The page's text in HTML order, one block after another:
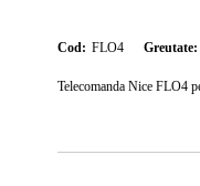
Cod: FLO4 Greutate:
Telecomanda Nice FLO4